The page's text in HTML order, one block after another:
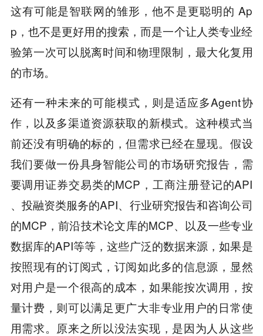
这有可能是智联网的雏形，他不是更聪明的 Ap
p，也不是更好用的搜索，而是一个让人类专业经
验第一次可以脱离时间和物理限制，最大化复用
的市场。
还有一种未来的可能模式，则是适应多Agent协
作，以及多渠道资源获取的新模式。这种模式当
前还没有明确的标的，但需求已经在显现。假设
我们要做一份具身智能公司的市场研究报告，需
要调用证券交易类的MCP，工商注册登记的API
、投融资类服务的API、行业研究报告和咨询公司
的MCP，前沿技术论文库的MCP、以及一些专业
数据库的API等等，这些广泛的数据来源，如果是
按照现有的订阅式，订阅如此多的信息源，显然
对用户是一个很高的成本，如果能按次调用，按
量计费，则可以满足更广大非专业用户的日常使
用需求。原来之所以没法实现，是因为人从这些